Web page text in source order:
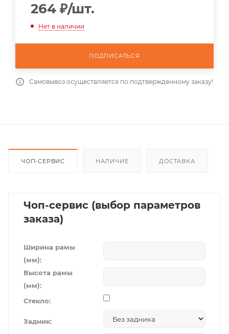
264 ₽/шт.
Нет в наличии
ПОДПИСАТЬСЯ
Самовывоз осуществляется по подтвержденному заказу!
ЧОП-СЕРВИС НАЛИЧИЕ ДОСТАВКА
Чоп-сервис (выбор параметров
заказа)
Ширина рамы
(мм):
Высота рамы
(мм):
Стекло:
Задник: